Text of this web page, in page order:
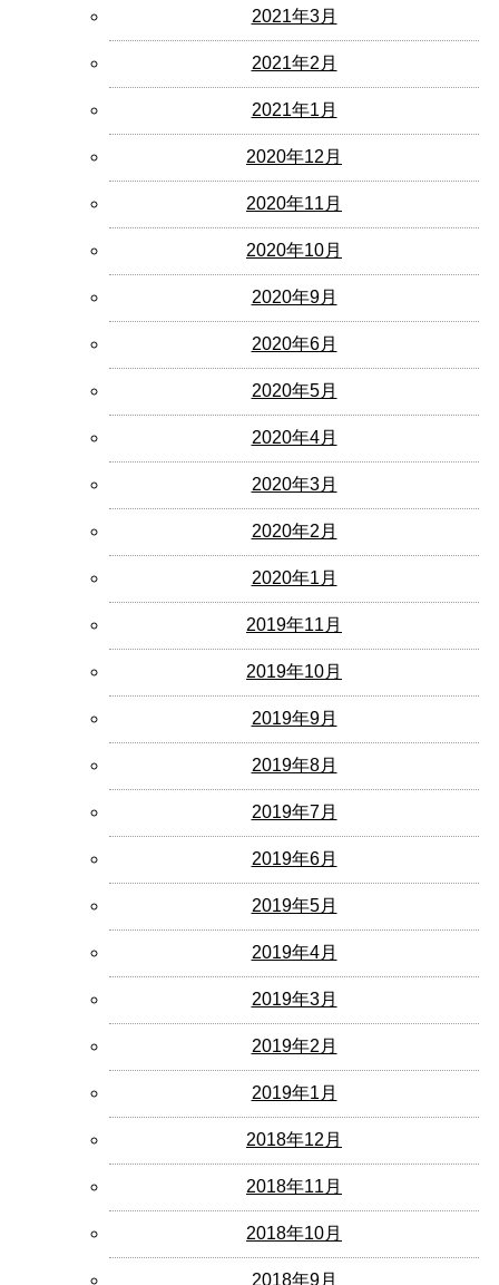
2021年3月
2021年2月
2021年1月
2020年12月
2020年11月
2020年10月
2020年9月
2020年6月
2020年5月
2020年4月
2020年3月
2020年2月
2020年1月
2019年11月
2019年10月
2019年9月
2019年8月
2019年7月
2019年6月
2019年5月
2019年4月
2019年3月
2019年2月
2019年1月
2018年12月
2018年11月
2018年10月
2018年9月